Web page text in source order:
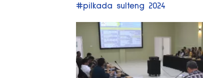
#pilkada sulteng 2024